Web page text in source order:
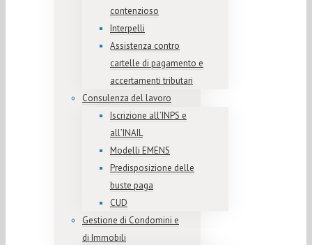
contenzioso
Interpelli
Assistenza contro
cartelle di pagamento e
accertamenti tributari
Consulenza del lavoro
Iscrizione all’INPS e
all’INAIL
Modelli EMENS
Predisposizione delle
buste paga
CUD
Gestione di Condomini e
di Immobili